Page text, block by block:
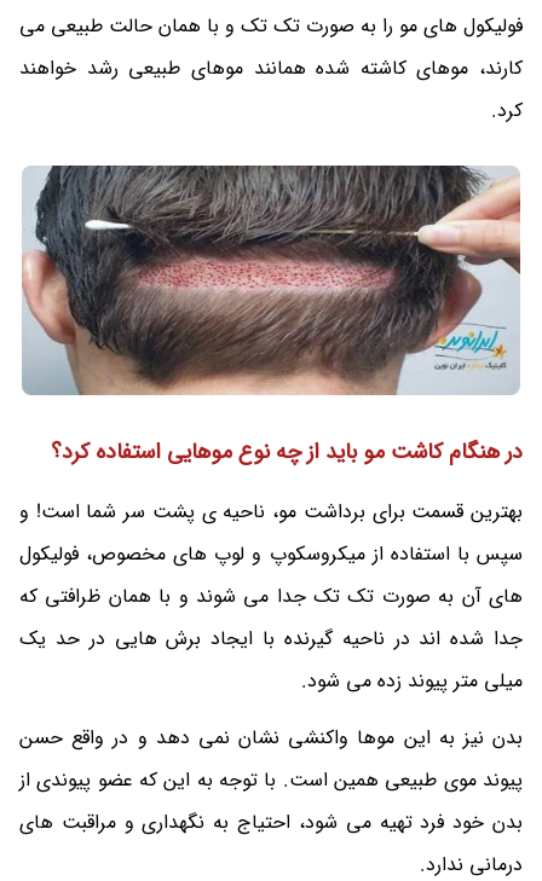
فولیکول های مو را به صورت تک تک و با همان حالت طبیعی می
کارند، موهای کاشته شده همانند موهای طبیعی رشد خواهند
کرد.
در هنگام کاشت مو باید از چه نوع موهایی استفاده کرد؟
بهترین قسمت برای برداشت مو، ناحیه ی پشت سر شما است! و
سپس با استفاده از میکروسکوپ و لوپ های مخصوص، فولیکول
های آن به صورت تک تک جدا می شوند و با همان ظرافتی که
جدا شده اند در ناحیه گیرنده با ایجاد برش هایی در حد یک
میلی متر پیوند زده می شود.
بدن نیز به این موها واکنشی نشان نمی دهد و در واقع حسن
پیوند موی طبیعی همین است. با توجه به این که عضو پیوندی از
بدن خود فرد تهیه می شود، احتیاج به نگهداری و مراقبت های
درمانی ندارد.